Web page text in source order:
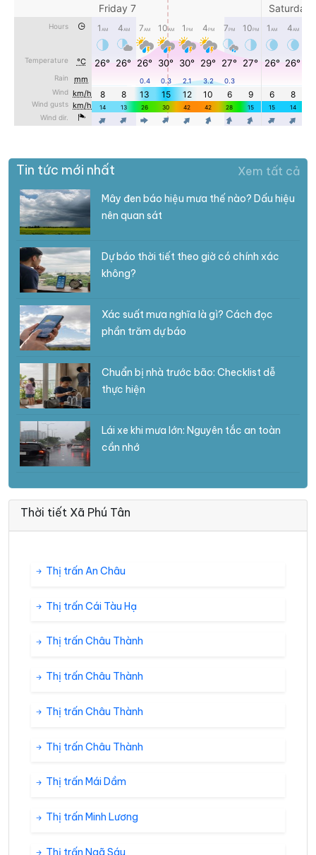
Tin tức mới nhất Xem tất cả
Mây đen báo hiệu mưa thế nào? Dấu hiệu
nên quan sát
Dự báo thời tiết theo giờ có chính xác
không?
Xác suất mưa nghĩa là gì? Cách đọc
phần trăm dự báo
Chuẩn bị nhà trước bão: Checklist dễ
thực hiện
Lái xe khi mưa lớn: Nguyên tắc an toàn
cần nhớ
Thời tiết Xã Phú Tân
Thị trấn An Châu
Thị trấn Cái Tàu Hạ
Thị trấn Châu Thành
Thị trấn Châu Thành
Thị trấn Châu Thành
Thị trấn Châu Thành
Thị trấn Mái Dầm
Thị trấn Minh Lương
Thị trấn Ngã Sáu